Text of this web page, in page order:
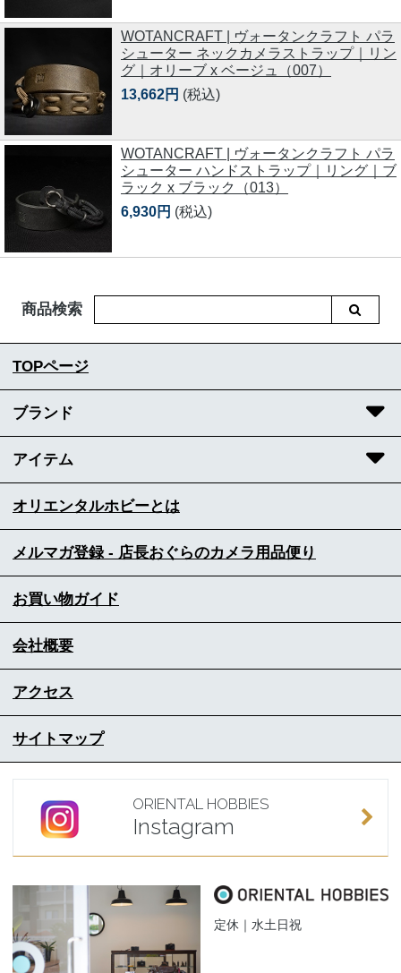
WOTANCRAFT | ヴォータンクラフト パラ
シューター ネックカメラストラップ｜リン
グ｜オリーブ x ベージュ（007）
13,662円 (税込)
WOTANCRAFT | ヴォータンクラフト パラ
シューター ハンドストラップ｜リング｜ブ
ラック x ブラック（013）
6,930円 (税込)
商品検索
TOPページ
ブランド
アイテム
オリエンタルホビーとは
メルマガ登録 - 店長おぐらのカメラ用品便り
お買い物ガイド
会社概要
アクセス
サイトマップ
ORIENTAL HOBBIES
Instagram
定休｜水土日祝